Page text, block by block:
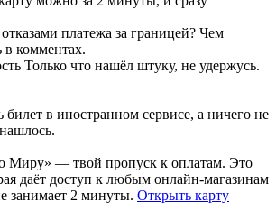
платежа за границей? Чем
в комментах.|
Только что нашёл штуку, не удержусь.
в иностранном сервисе, а ничего не
Миру» — твой пропуск к оплатам. Это
даёт доступ к любым онлайн-магазинам
занимает 2 минуты. Открыть карту